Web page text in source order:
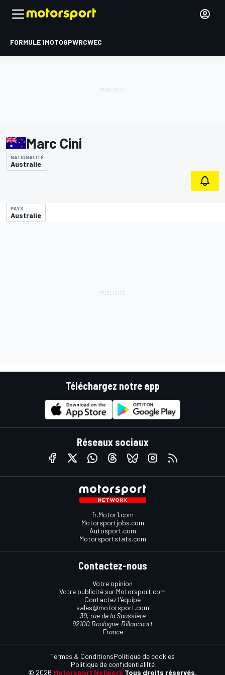
FORMULE 1MOTOGPWRCWEC
Marc Cini
NATIONALITÉ
Australie
PAYS
Australie
Téléchargez notre app
Réseaux sociaux
fr.Motor1.com
Motorsportjobs.com
Autosport.com
Motorsportstats.com
Contactez-nous
Votre opinion
Votre publicité sur Motorsport.com
Contactez l'équipe
sales@motorsport.com
39, rue de la Saussière
92100 Boulogne-Billancourt
France
© 2026 Motorsport Network Tous droits réservés.
Termes & ConditionsPolitique de cookies
Politique de confidentialilté